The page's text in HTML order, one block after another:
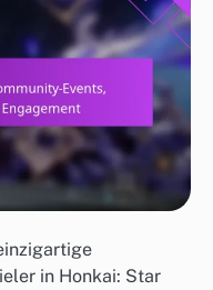
in Honkai: Star